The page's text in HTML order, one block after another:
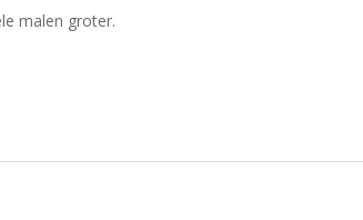
malen groter.